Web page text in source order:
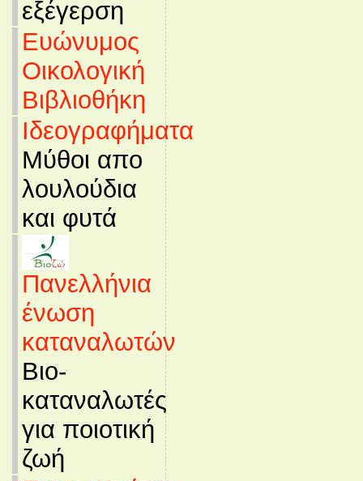
εξέγερση
Ευώνυμος
Οικολογική
Βιβλιοθήκη
Ιδεογραφήματα
Μύθοι απο
λουλούδια
και φυτά
Πανελλήνια
ένωση
καταναλωτών
Βιο-
καταναλωτές
για ποιοτική
ζωή